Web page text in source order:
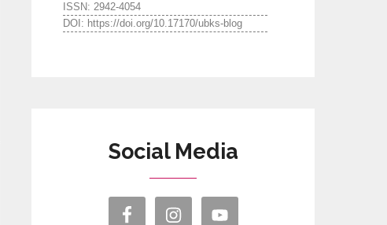
ISSN: 2942-4054
DOI: https://doi.org/10.17170/ubks-blog
Social Media